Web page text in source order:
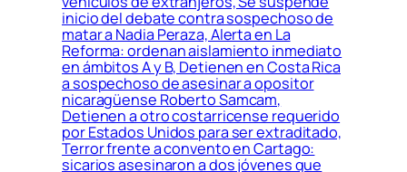
inicio del debate contra sospechoso de
matar a Nadia Peraza, Alerta en La
Reforma: ordenan aislamiento inmediato
en ámbitos A y B, Detienen en Costa Rica
a sospechoso de asesinar a opositor
nicaragüense Roberto Samcam,
Detienen a otro costarricense requerido
por Estados Unidos para ser extraditado,
Terror frente a convento en Cartago:
sicarios asesinaron a dos jóvenes que